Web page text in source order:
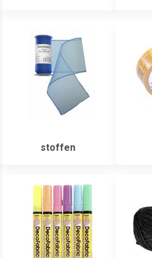
stoffen